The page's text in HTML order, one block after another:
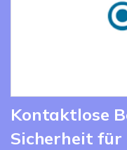
Kontaktlose
Sicherheit für